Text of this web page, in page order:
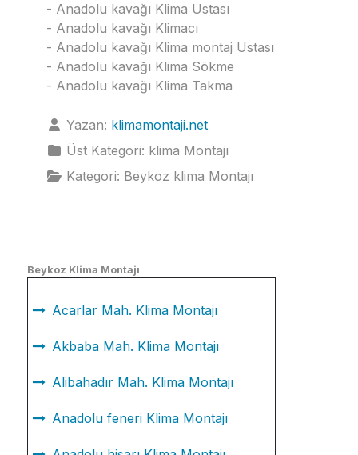
- Anadolu kavağı Klima Ustası
- Anadolu kavağı Klimacı
- Anadolu kavağı Klima montaj Ustası
- Anadolu kavağı Klima Sökme
- Anadolu kavağı Klima Takma
Yazan: klimamontaji.net
Üst Kategori: klima Montajı
Kategori: Beykoz klima Montajı
Beykoz Klima Montajı
Acarlar Mah. Klima Montajı
Akbaba Mah. Klima Montajı
Alibahadır Mah. Klima Montajı
Anadolu feneri Klima Montajı